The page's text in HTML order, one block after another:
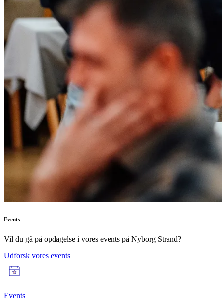
Events
Vil du gå på opdagelse i vores events på Nyborg Strand?
Udforsk vores events
Events